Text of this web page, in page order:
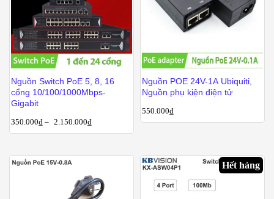
Nguồn Switch PoE 5, 8, 16
cổng 10/100/1000Mbps-
Gigabit
350.000₫ – 2.150.000₫
Nguồn POE 24V-1A Ubiquiti,
Nguồn phụ kiện điện tử
550.000₫
Hết hàng